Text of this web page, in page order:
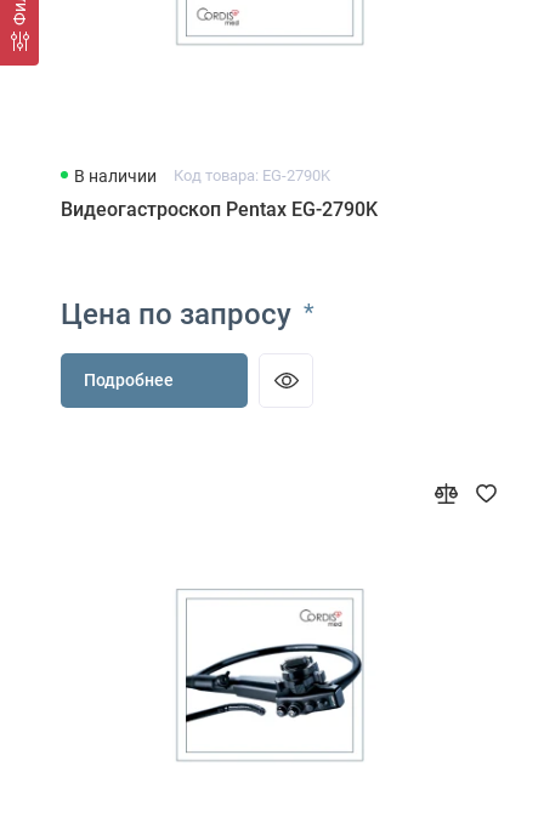
В наличии Код товара: EG-2790K
Видеогастроскоп Pentax EG-2790K
Цена по запросу *
Подробнее